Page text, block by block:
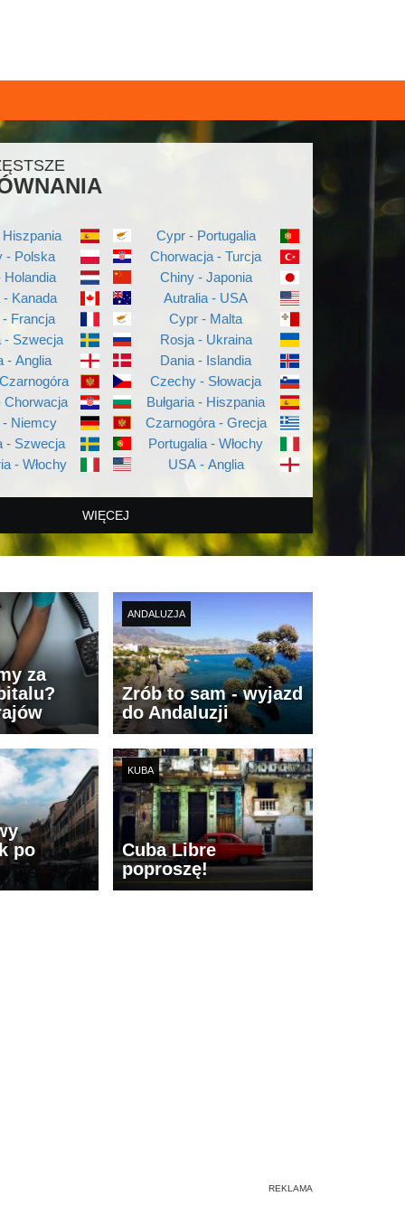
- Polska
Holandia
- Kanada
Francja
- Szwecja
- Anglia
Chorwacja
- Niemcy
- Szwecja
- Włochy
Cypr - Portugalia
Chorwacja - Turcja
Chiny - Japonia
Autralia - USA
Cypr - Malta
Rosja - Ukraina
Dania - Islandia
Czechy - Słowacja
Bułgaria - Hiszpania
Czarnogóra - Grecja
Portugalia - Włochy
USA - Anglia
WIĘCEJ
za
ANDALUZJA
Zrób to sam - wyjazd
do Andaluzji
po
KUBA
Cuba Libre
poproszę!